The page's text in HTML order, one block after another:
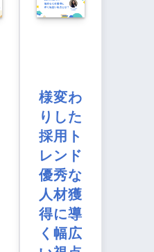
様変わ
りした
採用ト
レンド
優秀な
人材獲
得に導
く幅広